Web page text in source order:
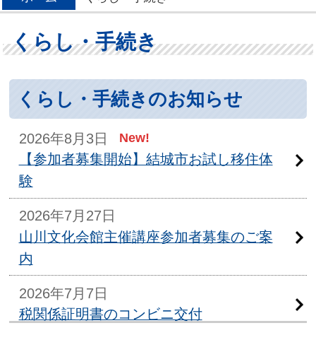
くらし・手続き
くらし・手続きのお知らせ
2026年8月3日 New!
【参加者募集開始】結城市お試し移住体
験
2026年7月27日
山川文化会館主催講座参加者募集のご案
内
2026年7月7日
税関係証明書のコンビニ交付